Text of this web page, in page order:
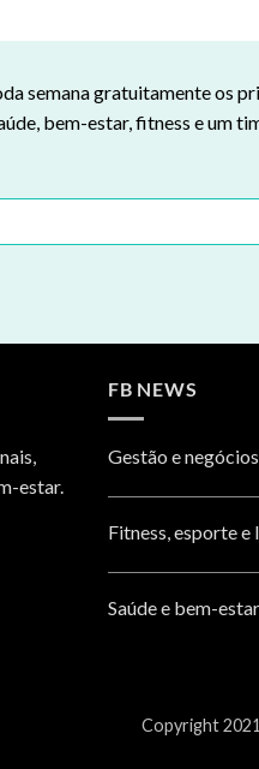
semana gratuitamente os
bem-estar, fitness e um
estar.
FB NEWS
Gestão e negócios
Fitness, esporte e
Saúde e bem-estar
Copyright